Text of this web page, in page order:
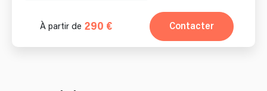
À partir de 290 € Contacter